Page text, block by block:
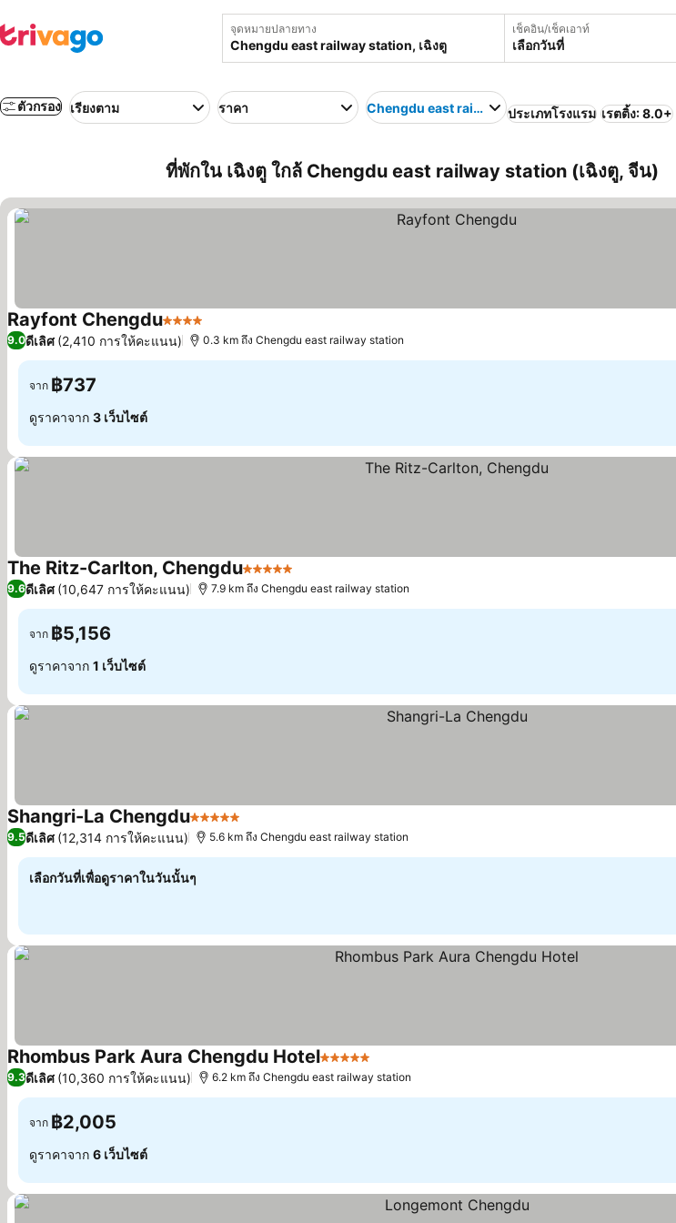
จุดหมายปลายทาง เช็คอิน/เช็คเอาท์
เลือกวันที่
ตัวกรอง เรียงตาม ราคา Chengdu east railway stationประเภทโรงแรม เรตติ้ง: 8.0+
ที่พักใน เฉิงตู ใกล้ Chengdu east railway station (เฉิงตู, จีน)
Rayfont Chengdu4 ดาว
9.0ดีเลิศ (2,410 การให้คะแนน) 0.3 km ถึง Chengdu east railway station
จาก ฿737
ดูราคาจาก 3 เว็บไซต์
The Ritz-Carlton, Chengdu5 ดาว
9.6ดีเลิศ (10,647 การให้คะแนน) 7.9 km ถึง Chengdu east railway station
จาก ฿5,156
ดูราคาจาก 1 เว็บไซต์
Shangri-La Chengdu5 ดาว
9.5ดีเลิศ (12,314 การให้คะแนน) 5.6 km ถึง Chengdu east railway station
เลือกวันที่เพื่อดูราคาในวันนั้นๆ
Rhombus Park Aura Chengdu Hotel5 ดาว
9.3ดีเลิศ (10,360 การให้คะแนน) 6.2 km ถึง Chengdu east railway station
จาก ฿2,005
ดูราคาจาก 6 เว็บไซต์